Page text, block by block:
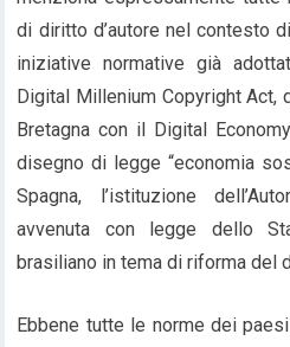
di diritto d’autore nel contesto
iniziative normative già
Digital Millenium Copyright Act,
Bretagna con il Digital
disegno di legge “economia
Spagna, l’istituzione
avvenuta con legge dello
brasiliano in tema di riforma del
Ebbene tutte le norme dei